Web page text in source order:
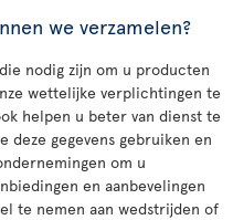
we verzamelen?
nodig zijn om u producten
wettelijke verplichtingen te
helpen u beter van dienst te
deze gegevens gebruiken en
om u
en aanbevelingen
te nemen aan wedstrijden of